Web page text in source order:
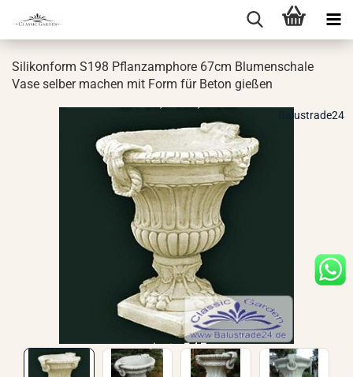
Si­li­kon­form S198 Pflanz­am­pho­re 67cm Blu­men­scha­le
Vase sel­ber ma­chen mit Form für Beton gie­ßen
Balustrade24